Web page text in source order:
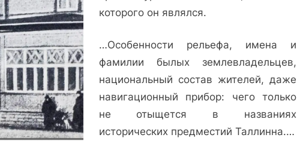
которого он являлся.
…Особенности рельефа, имена и
фамилии былых землевладельцев,
национальный состав жителей, даже
навигационный прибор: чего только
не отыщется в названиях
исторических предместий Таллинна.…